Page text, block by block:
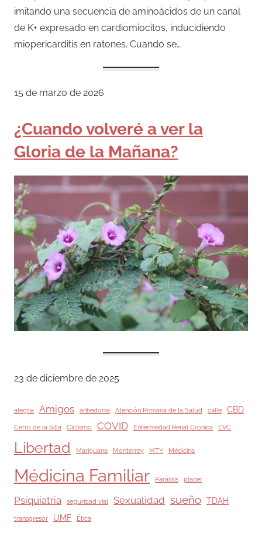
imitando una secuencia de aminoácidos de un canal
de K+ expresado en cardiomiocitos, inducidiendo
miopericarditis en ratones. Cuando se…
15 de marzo de 2026
¿Cuando volveré a ver la
Gloria de la Mañana?
23 de diciembre de 2025
alegria Amigos anhedonia Atención Primaria de la Salud calle CBD
Cerro de la Silla Ciclismo COVID Enfermedad Renal Cronica EVC
Libertad Mariguana Monterrey MTY Médicina
Médicina Familiar Parálisis placer
Psiquiatria seguridad vial Sexualidad sueño TDAH
transgresor UMF Ética